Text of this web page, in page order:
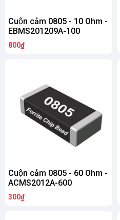
Cuộn cảm 0805 - 10 Ohm -
EBMS201209A-100
800₫
Cuộn cảm 0805 - 60 Ohm -
ACMS2012A-600
300₫